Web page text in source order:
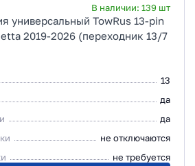
В наличии: 139 шт
универсальный TowRus 13-pin
2019-2026 (переходник 13/7
13
да
да
не отключаются
не требуется